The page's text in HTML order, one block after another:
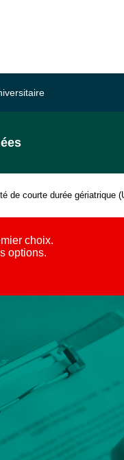
de courte durée gériatrique
choix.
options.